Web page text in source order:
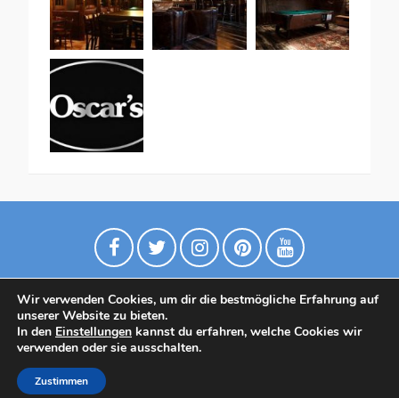
Datenschutzrichtlinie
Wir verwenden Cookies, um dir die bestmögliche Erfahrung auf
unserer Website zu bieten.
In den Einstellungen kannst du erfahren, welche Cookies wir
verwenden oder sie ausschalten.
Zustimmen